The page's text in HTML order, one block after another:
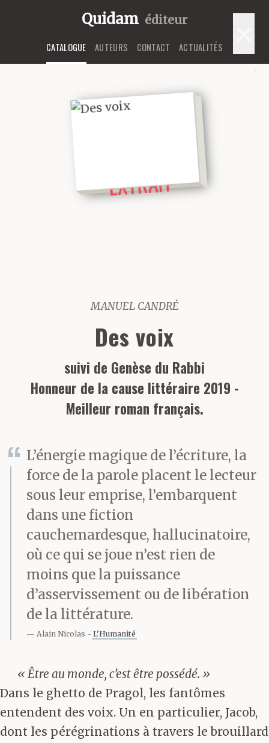
Quidam éditeur
CATALOGUE AUTEURS CONTACT ACTUALITÉS
EXTRAIT
MANUEL CANDRÉ
Des voix
suivi de Genèse du Rabbi
Honneur de la cause littéraire 2019 -
Meilleur roman français.
L’énergie magique de l’écriture, la
force de la parole placent le lecteur
sous leur emprise, l’embarquent
dans une fiction
cauchemardesque, hallucinatoire,
où ce qui se joue n’est rien de
moins que la puissance
d’asservissement ou de libération
de la littérature.
Alain Nicolas L'Humanité
« Être au monde, c’est être possédé. »
Dans le ghetto de Pragol, les fantômes
entendent des voix. Un en particulier, Jacob,
dont les pérégrinations à travers le brouillard